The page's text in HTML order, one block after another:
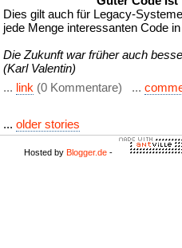
Dies gilt auch für Legacy-
jede Menge interessanten Code
Die Zukunft war früher auch
(Karl Valentin)
... link (0 Kommentare) ...
... older stories
Hosted by Blogger.de -